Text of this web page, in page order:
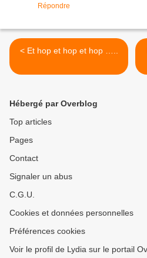
Répondre
< Et hop et hop et hop …..
Hébergé par Overblog
Top articles
Pages
Contact
Signaler un abus
C.G.U.
Cookies et données personnelles
Préférences cookies
Voir le profil de Lydia sur le portail